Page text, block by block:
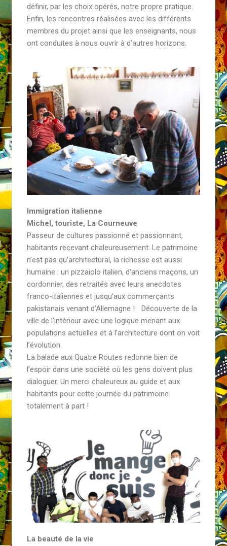
définir, par les choix opérés, notre propre pratique.
Enfin, les rencontres réalisées avec les différents
membres du projet ainsi que les enseignants, nous
ont conduites à nous ouvrir à d’autres horizons.
Immigration italienne
Michel, touriste, La Courneuve
Passeur de cultures passionné et passionnant,
habitants recevant chaleureusement. Le patrimoine
n’est pas qu’architectural, la richesse est aussi
humaine : un pizzaiolo italien, d’anciens maçons, un
cordonnier, des retraités avec leurs anecdotes
franco-italiennes et jusqu’aux commerçants
pakistanais venant d’Allemagne ! Découverte de la
ville de l’intérieur avec une logique menant aux
populations actuelles et à l’architecture dont on voit
l’évolution.
La balade aux Quatre Routes redonne bien de
l’espoir dans une société où les gens doivent plus
dialoguer. Un merci chaleureux au guide et aux
habitants pour cette journée du patrimoine
totalement à part !
La beauté de la vie